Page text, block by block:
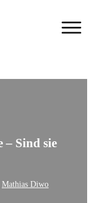
– Sind sie
Mathias Diwo